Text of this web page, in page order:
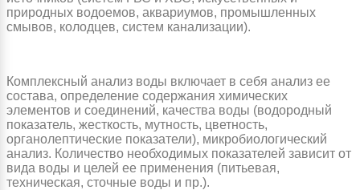
природных водоемов, аквариумов, промышленных
смывов, колодцев, систем канализации).
Комплексный анализ воды включает в себя анализ ее
состава, определение содержания химических
элементов и соединений, качества воды (водородный
показатель, жесткость, мутность, цветность,
органолептические показатели), микробиологический
анализ. Количество необходимых показателей зависит от
вида воды и целей ее применения (питьевая,
техническая, сточные воды и пр.).